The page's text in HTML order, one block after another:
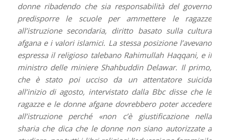
donne ribadendo che sia responsabilità del governo
predisporre le scuole per ammettere le ragazze
all’istruzione secondaria, diritto basato sulla cultura
afgana e i valori islamici. La stessa posizione l’avevano
espressa il religioso talebano Rahimullah Haqqani, e il
ministro delle miniere Shahbuddin Delawar. Il primo,
che è stato poi ucciso da un attentatore suicida
all’inizio di agosto, intervistato dalla Bbc disse che le
ragazze e le donne afgane dovrebbero poter accedere
all’istruzione perché «non c’è giustificazione nella
sharia che dica che le donne non siano autorizzate a